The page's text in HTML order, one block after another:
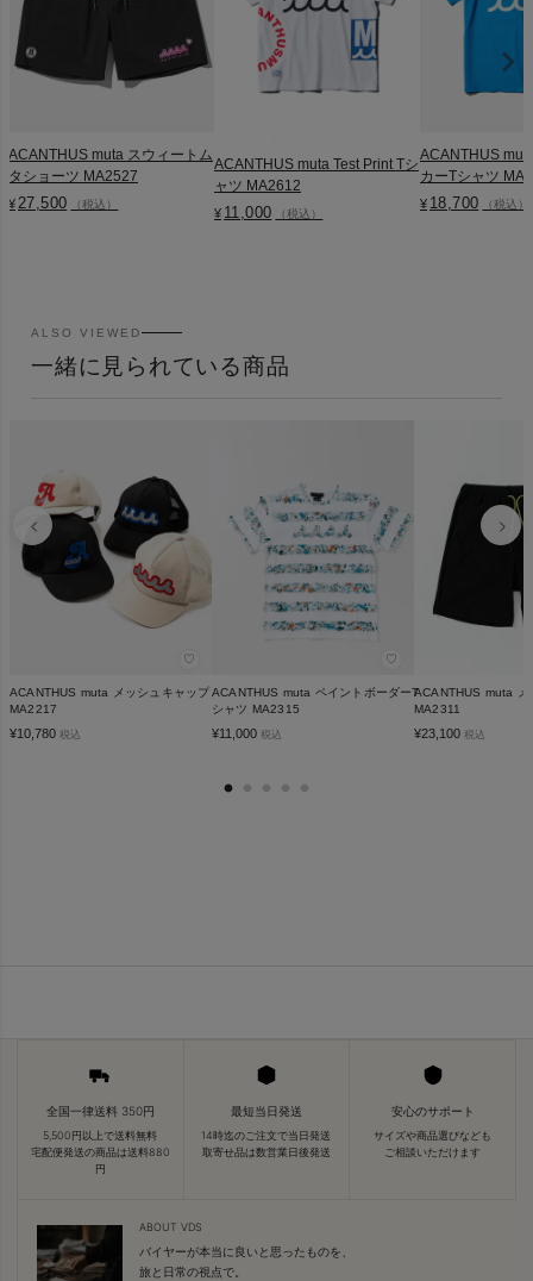
ACANTHUS muta スウィートム
タショーツ MA2527
¥ 27,500 （税込）
ACANTHUS muta Test Print Tシ
ャツ MA2612
¥ 11,000 （税込）
ACANTHUS
カーTシャツ
¥ 18,700 （税込）
ALSO VIEWED
一緒に見られている商品
♡
ACANTHUS muta メッシュキャップ
MA2217
¥10,780 税込
♡
ACANTHUS muta ペイントボーダーT
シャツ MA2315
¥11,000 税込
ACANTHUS muta メ
MA2311
¥23,100 税込
全国一律送料 350円
5,500円以上で送料無料
宅配便発送の商品は送料880
円
最短当日発送
14時迄のご注文で当日発送
取寄せ品は数営業日後発送
安心のサポート
サイズや商品選びなども
ご相談いただけます
ABOUT VDS
バイヤーが本当に良いと思ったものを、
旅と日常の視点で。